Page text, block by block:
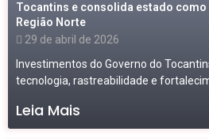
Tocantins e consolida estado
Região Norte
29 de abril de 2026
Investimentos do Governo do
tecnologia, rastreabilidade e
Leia Mais